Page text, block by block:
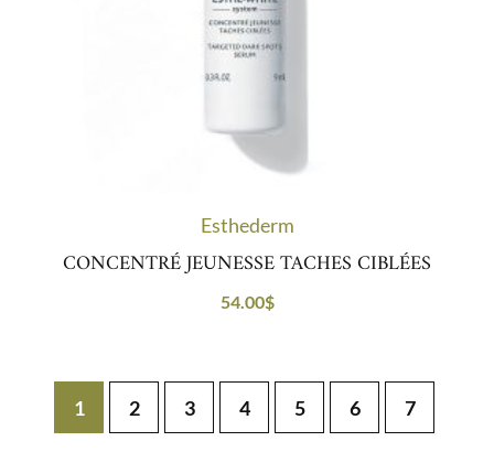
Esthederm
CONCENTRÉ JEUNESSE TACHES CIBLÉES
54.00$
1 2 3 4 5 6 7